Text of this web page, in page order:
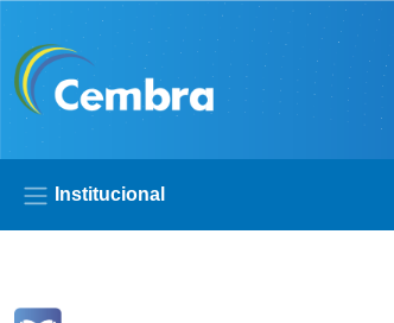
Pular para o conteúdo principal
Institucional
Lateral